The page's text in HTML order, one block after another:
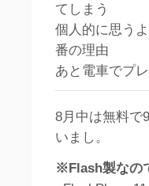
てしまう
個人的に思う
番の理由
あと電車でプ
8月中は無料で
いまし。
※Flash製なの